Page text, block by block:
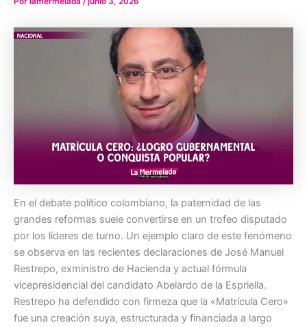
En el debate político colombiano, la paternidad de las
grandes reformas suele convertirse en un trofeo disputado
por los líderes de turno. Un ejemplo claro de este fenómeno
se observa en las recientes declaraciones de José Manuel
Restrepo, exministro de Hacienda y actual fórmula
vicepresidencial del candidato Abelardo de la Espriella.
Restrepo ha defendido con firmeza que la «Matrícula Cero»
fue una creación suya, estructurada y financiada a largo